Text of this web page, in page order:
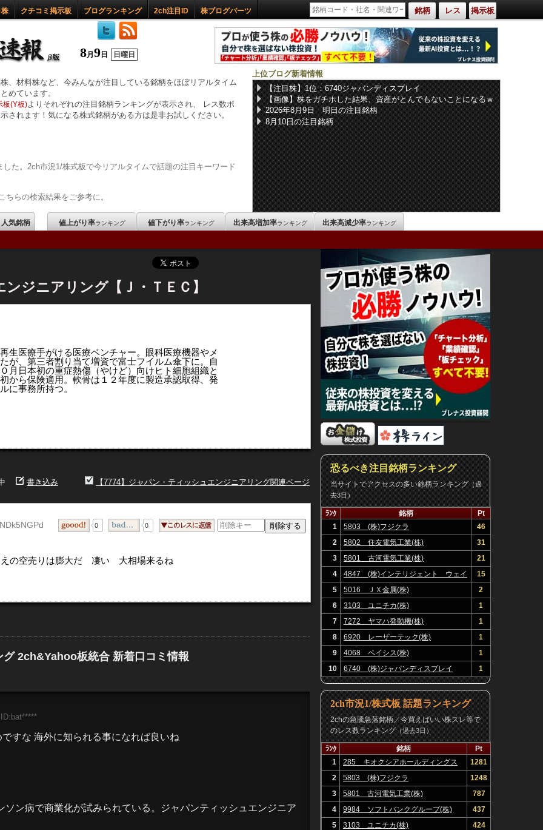
クチコミ掲示板 ブログランキング 2ch注目ID 株ブログパーツ 銘柄 レス 掲示板
8月 9 日 日曜日
、材料株など、今みんなが注目している銘柄をほぼリアルタイム
めています。
板(Y板)よりそれぞれの注目銘柄ランキングが表示され、 レス数ボ
されます！気になる株式銘柄がある方は是非お試しください。
した。2ch市況1/株式板で今リアルタイムで話題の注目キーワード
ちらの検索結果をご参考に。
上位ブログ新着情報
【注目株】1位：6740ジャパンディスプレイ
【画像】株をガチホした結果、資産がとんでもないことになるｗ
ｗｗｗｗ
2026年8月9日 明日の注目銘柄
8月10日の注目銘柄
気銘柄 値上がり率ランキング 値下がり率ランキング 出来高増加率ランキング 出来高減少率ランキング
ジニアリング【Ｊ・ＴＥＣ】
生医療手がける医療ベンチャー。眼科医療機器やメ
が、第三者割り当て増資で富士フイルム傘下に。自
月日本初の重症熱傷（やけど）向けヒト細胞組織と
から保険適用。軟骨は１２年度に製造承認取得、発
に事務所持つ。
書き込み 【7774】ジャパン・ティッシュエンジニアリング関連ページ
0 0
の空売りは膨大だ 凄い 大相場来るね
グ 2ch&Yahoo板統合 新着口コミ情報
ID:bat*****
すな 海外に知られる事になれば良いね
ン病で商業化が試みられている。ジャパンティッシュ エンジニア
恐るべき注目銘柄ランキング
当サイトでアクセスの多い銘柄ランキング（過
去3日）
ﾗﾝｸ 銘柄
Pt
1
5803 (株)フジクラ
46
2
5802 住友電気工業(株)
31
3
5801 古河電気工業(株)
21
4
4847 (株)インテリジェント ウェイ
ブ
15
5
5016 ＪＸ金属(株)
2
6
3103 ユニチカ(株)
1
7
7272 ヤマハ発動機(株)
1
8
6920 レーザーテック(株)
1
9
4068 ベイシス(株)
1
10
6740 (株)ジャパンディスプレイ 1
2ch市況1/株式板 話題ランキング
2chの急騰急落銘柄／今買えばいい株スレ等で
のレス数ランキング（過去3日）
ﾗﾝｸ 銘柄
Pt
1
285 キオクシアホールディングス
(株)
1281
2
5803 (株)フジクラ
1248
3
5801 古河電気工業(株)
787
4
9984 ソフトバンクグループ(株)
437
5
3103 ユニチカ(株)
424